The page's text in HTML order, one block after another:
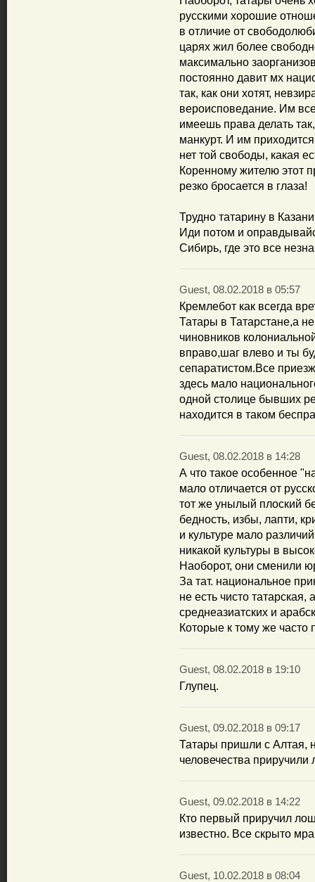
русскими хорошие
в отличие от
царях жил более
максимально
постоянно давит мх
так, как они хотят,
вероисповедание. Им
имеешь права делать
манкурт. И им
нет той свободы, какая
Коренному жителю этот
резко бросается в глаза!
Трудно татарину в
Иди потом и
Сибирь, где это все
Guest, 08.02.2018 в 05:57
Кремлебот как всегда
Татары в Татарстане,а
чиновников
вправо,шаг влево и ты
сепаратистом.Все
здесь мало
одной столице бывших
находится в таком
Guest, 08.02.2018 в 14:28
А что такое особенное
мало отличается от
тот же унылый плоский
бедность, избы, лапти,
и культуре мало
никакой культуры в
Наоборот, они сменили
За тат. национальное
не есть чисто татарская,
среднеазиатских и
Которые к тому же часто
Guest, 08.02.2018 в 19:10
Глупец.
Guest, 09.02.2018 в 09:17
Татары пришли с Алтая,
человечества приручили
Guest, 09.02.2018 в 14:22
Кто первый приручил
известно. Все скрыто
Guest, 10.02.2018 в 08:04